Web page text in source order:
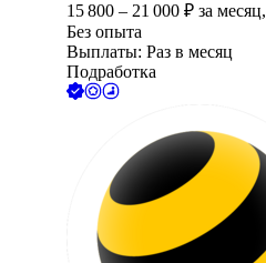
15 800 – 21 000 ₽ за месяц,
Без опыта
Выплаты: Раз в месяц
Подработка